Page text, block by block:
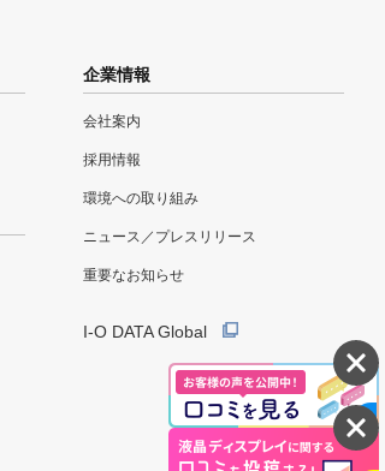
企業情報
会社案内
採用情報
環境への取り組み
ニュース／プレスリリース
重要なお知らせ
I-O DATA Global